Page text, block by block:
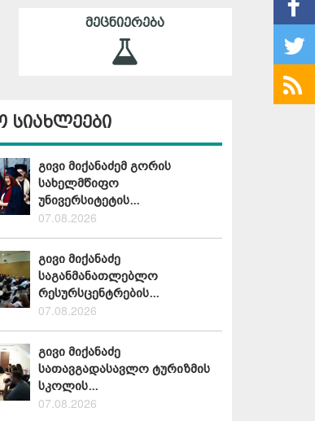
ᲛᲔᲪᲜᲘᲔᲠᲔᲑᲐ
გივი მიქანაძემ გორის
სახელმწიფო
უნივერსიტეტის...
07.08.2026
გივი მიქანაძე
საგანმანათლებლო
რესურსცენტრების...
07.08.2026
გივი მიქანაძე
სათავგადასავლო ტურიზმის
სკოლის...
07.08.2026